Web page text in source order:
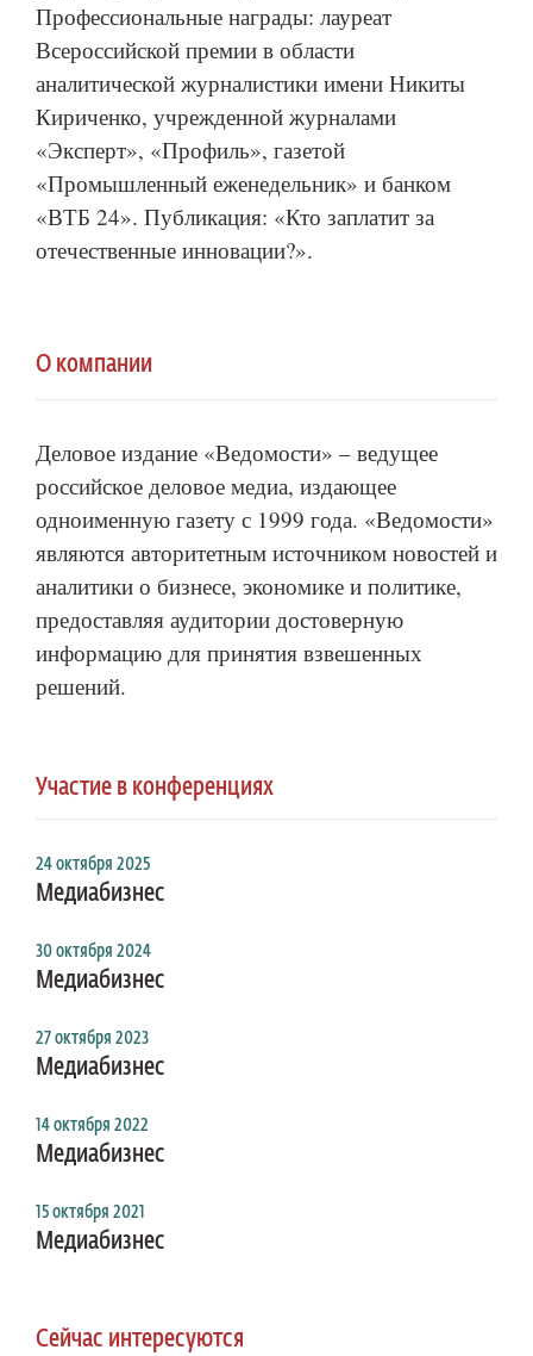
Профессиональные награды: лауреат
Всероссийской премии в области
аналитической журналистики имени Никиты
Кириченко, учрежденной журналами
«Эксперт», «Профиль», газетой
«Промышленный еженедельник» и банком
«ВТБ 24». Публикация: «Кто заплатит за
отечественные инновации?».
О компании
Деловое издание «Ведомости» – ведущее
российское деловое медиа, издающее
одноименную газету с 1999 года. «Ведомости»
являются авторитетным источником новостей и
аналитики о бизнесе, экономике и политике,
предоставляя аудитории достоверную
информацию для принятия взвешенных
решений.
Участие в конференциях
24 октября 2025
Медиабизнес
30 октября 2024
Медиабизнес
27 октября 2023
Медиабизнес
14 октября 2022
Медиабизнес
15 октября 2021
Медиабизнес
Сейчас интересуются